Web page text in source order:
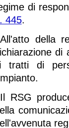
di
445.
All'atto della
di
tratti di
Il RSG